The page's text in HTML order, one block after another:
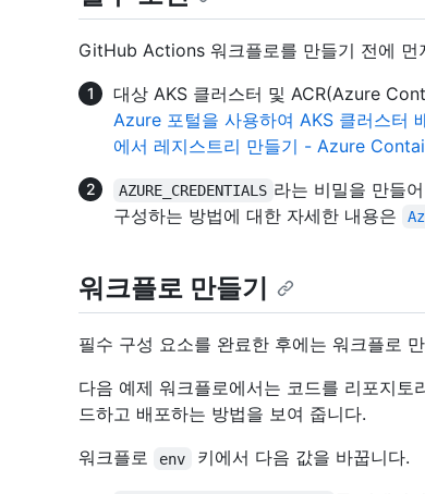
GitHub Actions 워크플로를 만들기 전에 먼
대상 AKS 클러스터 및 ACR(Azure
Azure 포털을 사용하여 AKS 클러스터
에서 레지스트리 만들기 - Azure
AZURE_CREDENTIALS 라는 비밀을 만들
구성하는 방법에 대한 자세한 내용은
워크플로 만들기
필수 구성 요소를 완료한 후에는 워크플로
다음 예제 워크플로에서는 코드를 리포지
드하고 배포하는 방법을 보여 줍니다.
워크플로
env 키에서 다음 값을 바꿉니다.